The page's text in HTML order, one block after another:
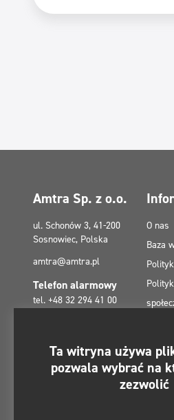
Amtra Sp. z o.o.
ul. Schonów 3, 41-200
Sosnowiec, Polska
amtra@amtra.pl
Telefon alarmowy
tel. +48 32 294 41 00
Znajdziesz nas na:
O nas
Baza
Kontakt
Mapa
Ta witryna używa
pozwala wybrać na
zezwolić